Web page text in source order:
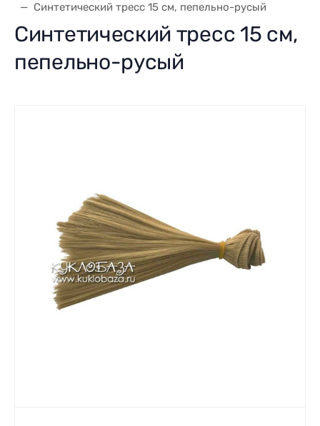
Синтетический тресс 15 см, пепельно-русый
Синтетический тресс 15 см,
пепельно-русый